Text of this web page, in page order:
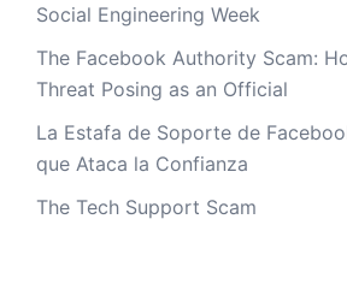
Social Engineering Week
The Facebook Authority Scam:
Threat Posing as an Official
La Estafa de Soporte de
que Ataca la Confianza
The Tech Support Scam